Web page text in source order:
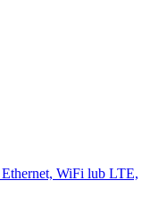
WiFi lub LTE,